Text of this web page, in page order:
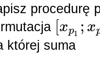
procedurę
[xp1 ; x
p1;xp2 … xpn]
której suma